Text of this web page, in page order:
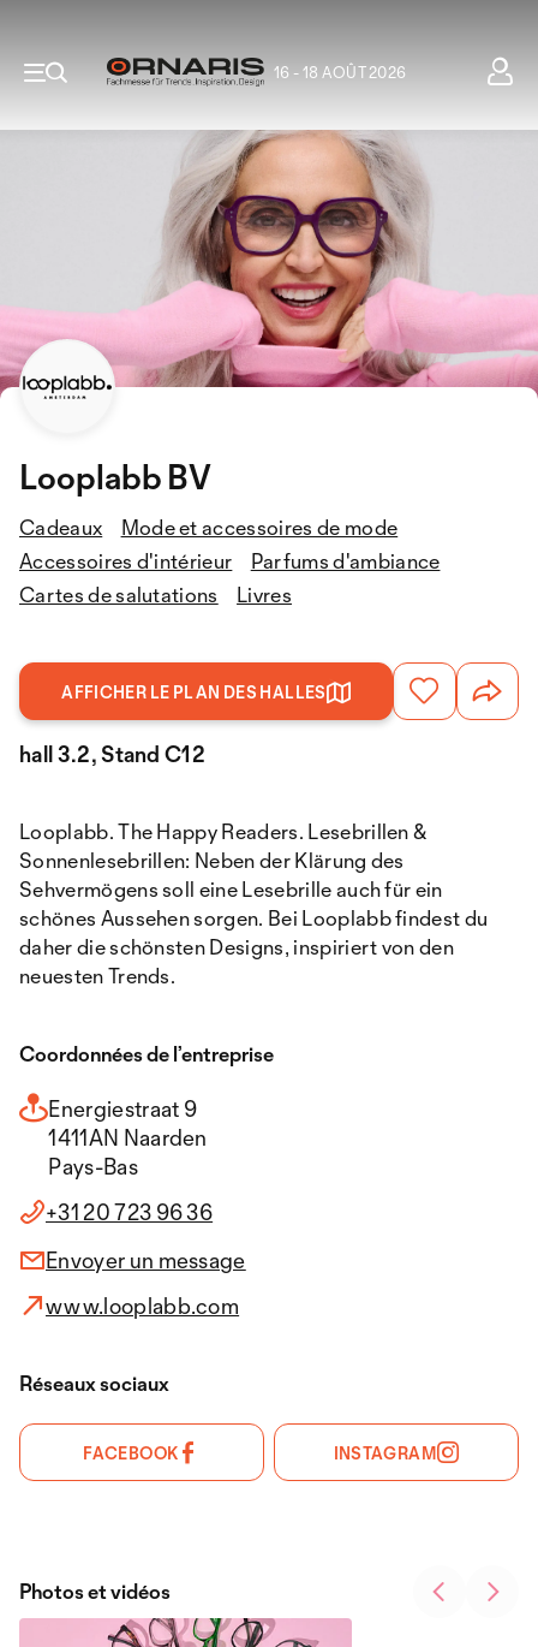
16 - 18 AOÛT 2026
Looplabb BV
Cadeaux
Mode et accessoires de mode
Accessoires d'intérieur
Parfums d'ambiance
Cartes de salutations
Livres
AFFICHER LE PLAN DES HALLES
hall 3.2, Stand C12
Looplabb. The Happy Readers. Lesebrillen &
Sonnenlesebrillen: Neben der Klärung des
Sehvermögens soll eine Lesebrille auch für ein
schönes Aussehen sorgen. Bei Looplabb findest du
daher die schönsten Designs, inspiriert von den
neuesten Trends.
Coordonnées de l’entreprise
Energiestraat 9
1411AN Naarden
Pays-Bas
+31 20 723 96 36
Envoyer un message
www.looplabb.com
Réseaux sociaux
FACEBOOK INSTAGRAM
Photos et vidéos